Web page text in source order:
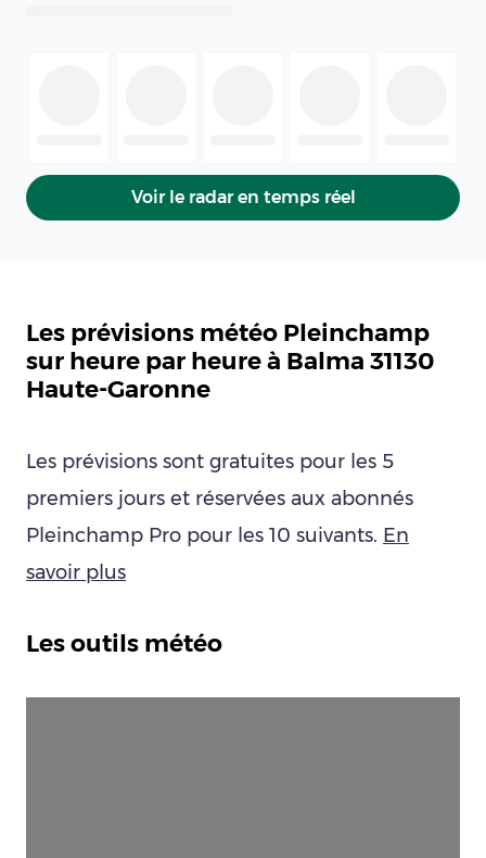
Voir le radar en temps réel
Les prévisions météo Pleinchamp
sur heure par heure à Balma 31130
Haute-Garonne
Les prévisions sont gratuites pour les 5
premiers jours et réservées aux abonnés
Pleinchamp Pro pour les 10 suivants. En
savoir plus
Les outils météo